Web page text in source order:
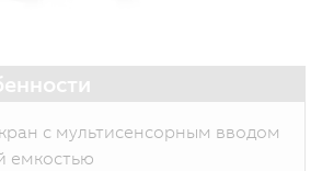
с мультисенсорным вводом
емкостью